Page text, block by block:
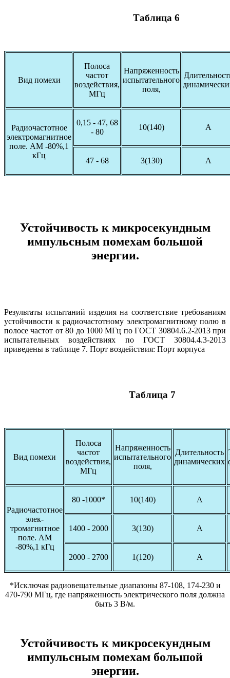
Таблица 6
Вид помехи
Полоса
частот
воздействия,
МГц
Напряженность
испытательного
поля,
Радиочастотное
электромагнитное
поле. АМ -80%,1
кГц
0,15 - 47, 68
- 80
10(140) А
47 - 68 3(130) А
Устойчивость к микросекундным
импульсным помехам большой
энергии.
Результаты испытаний изделия на соответствие требованиям
устойчивости к радиочастотному электромагнитному полю в
полосе частот от 80 до 1000 МГц по ГОСТ 30804.6.2-2013 при
испытательных воздействиях по ГОСТ 30804.4.3-2013
приведены в таблице 7. Порт воздействия: Порт корпуса
Таблица 7
Вид помехи
Полоса
частот
воздействия,
МГц
Напряженность
испытательного
поля,
Длительность
динамических
Радиочастотное
элек-
тромагнитное
поле. АМ
-80%,1 кГц
80 -1000* 10(140) А
1400 - 2000 3(130) А
2000 - 2700 1(120) А
*Исключая радиовещательные диапазоны 87-108, 174-230 и
470-790 МГц, где напряженность электрического поля должна
быть 3 В/м.
Устойчивость к микросекундным
импульсным помехам большой
энергии.